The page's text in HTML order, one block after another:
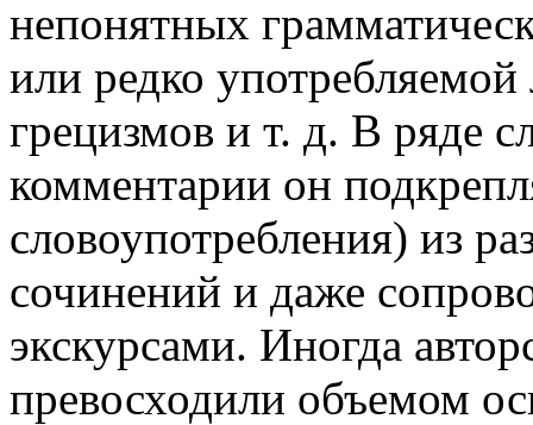
непонятных
или редко
грецизмов и т. д. В ряде
комментарии он
словоупотребления) из
сочинений и даже
экскурсами. Иногда
превосходили объемом